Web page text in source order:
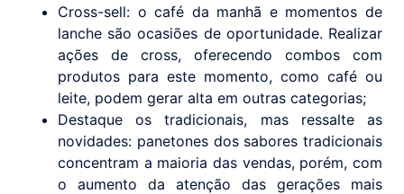
Cross-sell: o café da manhã e momentos de
lanche são ocasiões de oportunidade. Realizar
ações de cross, oferecendo combos com
produtos para este momento, como café ou
leite, podem gerar alta em outras categorias;
Destaque os tradicionais, mas ressalte as
novidades: panetones dos sabores tradicionais
concentram a maioria das vendas, porém, com
o aumento da atenção das gerações mais